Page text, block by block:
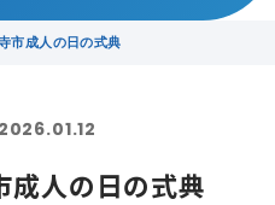
市成人の日の式典
人の日の式典